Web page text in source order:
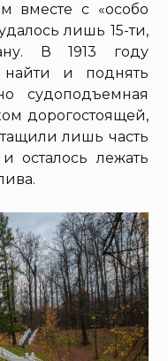
вместе с «особо
лишь 15-ти,
В 1913 году
и поднять
судоподъемная
дорогостоящей,
лишь часть
осталось лежать